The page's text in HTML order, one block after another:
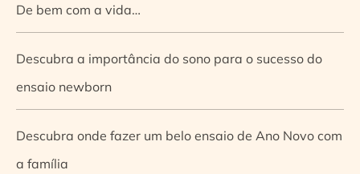
De bem com a vida…
Descubra a importância do sono para o sucesso do
ensaio newborn
Descubra onde fazer um belo ensaio de Ano Novo com
a família